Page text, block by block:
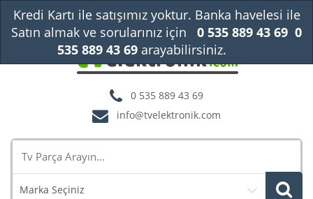
0 535 889 43 69
info@tvelektronik.com
Marka Seçiniz
Kredi Kartı ile satışımız yoktur. Banka havelesi ile
Satın almak ve sorularınız için
0 535 889 43 69 0
535 889 43 69arayabilirsiniz.